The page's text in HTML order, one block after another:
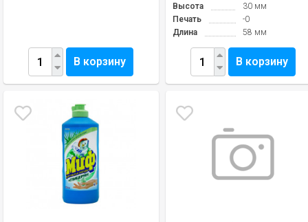
В корзину
Высота
30 мм
Печать
-0
Длина
58 мм
В корзину